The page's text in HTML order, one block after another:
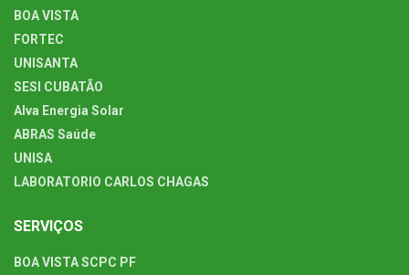
BOA VISTA
FORTEC
UNISANTA
SESI CUBATÃO
Alva Energia Solar
ABRAS Saúde
UNISA
LABORATORIO CARLOS CHAGAS
SERVIÇOS
BOA VISTA SCPC PF